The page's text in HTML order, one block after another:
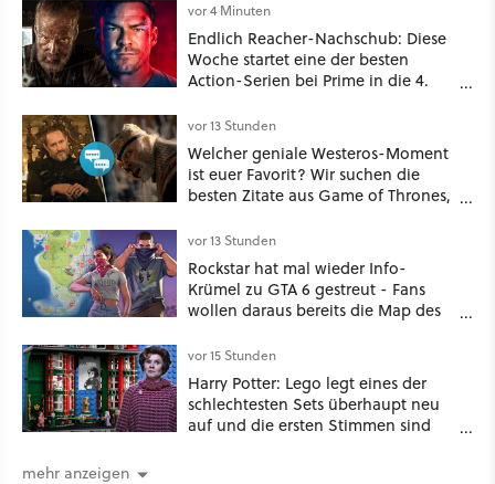
vor 4 Minuten
Endlich Reacher-Nachschub: Diese
Woche startet eine der besten
Action-Serien bei Prime in die 4.
vor 13 Stunden
Welcher geniale Westeros-Moment
ist euer Favorit? Wir suchen die
besten Zitate aus Game of Thrones,
the Seven Kingdoms
vor 13 Stunden
Rockstar hat mal wieder Info-
Krümel zu GTA 6 gestreut - Fans
wollen daraus bereits die Map des
ablesen können
vor 15 Stunden
Harry Potter: Lego legt eines der
schlechtesten Sets überhaupt neu
auf und die ersten Stimmen sind
mehr anzeigen